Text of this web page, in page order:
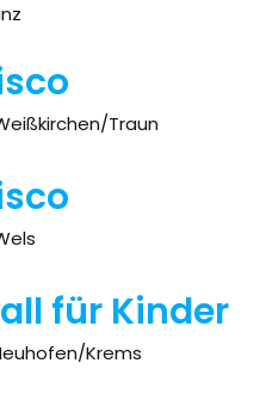
Traun
für Kinder
Krems